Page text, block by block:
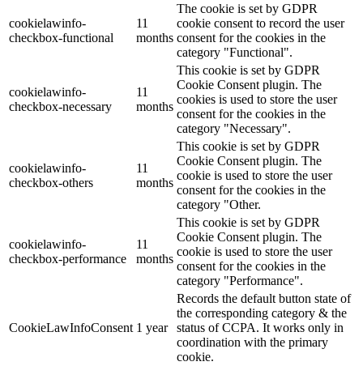
cookielawinfo-
checkbox-functional
11
months
The cookie is set by GDPR
cookie consent to record the user
consent for the cookies in the
category "Functional".
cookielawinfo-
checkbox-necessary
11
months
This cookie is set by GDPR
Cookie Consent plugin. The
cookies is used to store the user
consent for the cookies in the
category "Necessary".
cookielawinfo-
checkbox-others
11
months
This cookie is set by GDPR
Cookie Consent plugin. The
cookie is used to store the user
consent for the cookies in the
category "Other.
cookielawinfo-
checkbox-performance
11
months
This cookie is set by GDPR
Cookie Consent plugin. The
cookie is used to store the user
consent for the cookies in the
category "Performance".
CookieLawInfoConsent 1 year
Records the default button state of
the corresponding category & the
status of CCPA. It works only in
coordination with the primary
cookie.